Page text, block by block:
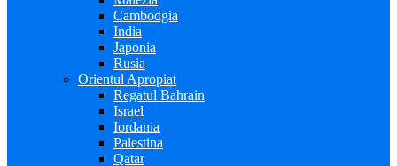
Cambodgia
India
Japonia
Rusia
Orientul Apropiat
Regatul Bahrain
Israel
Iordania
Palestina
Qatar